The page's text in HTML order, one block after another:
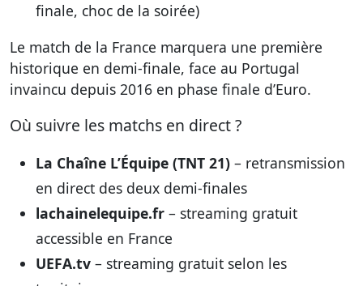
finale, choc de la soirée)
Le match de la France marquera une première
historique en demi-finale, face au Portugal
invaincu depuis 2016 en phase finale d’Euro.
Où suivre les matchs en direct ?
La Chaîne L’Équipe (TNT 21) – retransmission
en direct des deux demi-finales
lachainelequipe.fr – streaming gratuit
accessible en France
UEFA.tv – streaming gratuit selon les